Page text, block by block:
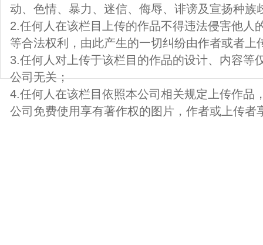
动、色情、暴力、迷信、侮辱、诽谤及宣扬种族
2.任何人在该栏目上传的作品不得违法侵害他人
等合法权利，由此产生的一切纠纷由作者或者上
3.任何人对上传于该栏目的作品的设计、内容等
公司无关；
4.任何人在该栏目依照本公司相关规定上传作品
公司免费使用享有著作权的图片，作者或上传者